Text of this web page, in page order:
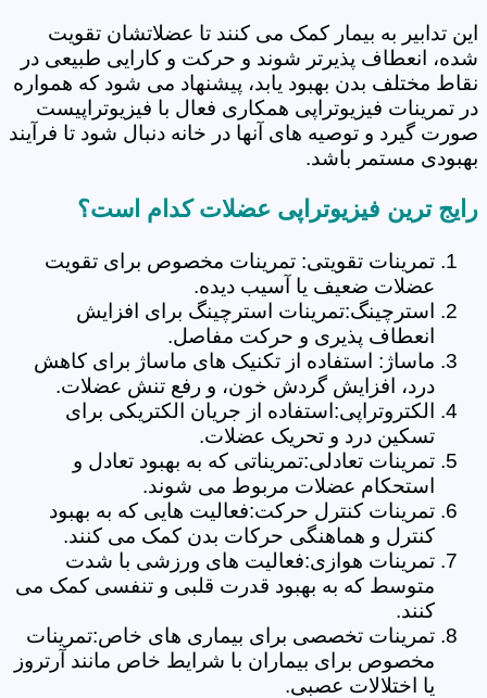
این تدابیر به بیمار کمک می کنند تا عضلاتشان تقویت
شده، انعطاف پذیرتر شوند و حرکت و کارایی طبیعی در
نقاط مختلف بدن بهبود یابد، پیشنهاد می شود که همواره
در تمرینات فیزیوتراپی همکاری فعال با فیزیوتراپیست
صورت گیرد و توصیه های آنها در خانه دنبال شود تا فرآیند
بهبودی مستمر باشد.
رایج ترین فیزیوتراپی عضلات کدام است؟
تمرینات تقویتی: تمرینات مخصوص برای تقویت
عضلات ضعیف یا آسیب دیده.
استرچینگ:تمرینات استرچینگ برای افزایش
انعطاف پذیری و حرکت مفاصل.
ماساژ: استفاده از تکنیک های ماساژ برای کاهش
درد، افزایش گردش خون، و رفع تنش عضلات.
الکتروتراپی:استفاده از جریان الکتریکی برای
تسکین درد و تحریک عضلات.
تمرینات تعادلی:تمریناتی که به بهبود تعادل و
استحکام عضلات مربوط می شوند.
تمرینات کنترل حرکت:فعالیت هایی که به بهبود
کنترل و هماهنگی حرکات بدن کمک می کنند.
تمرینات هوازی:فعالیت های ورزشی با شدت
متوسط که به بهبود قدرت قلبی و تنفسی کمک می
کنند.
تمرینات تخصصی برای بیماری های خاص:تمرینات
مخصوص برای بیماران با شرایط خاص مانند آرتروز
یا اختلالات عصبی.